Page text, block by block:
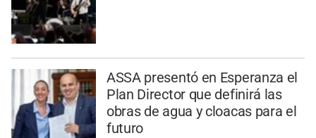
ASSA presentó en Esperanza el
Plan Director que definirá las
obras de agua y cloacas para el
futuro